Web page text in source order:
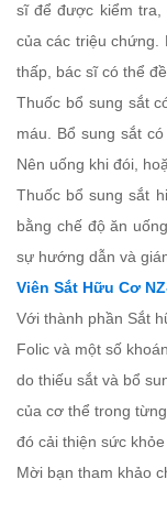
sĩ để được kiểm tra,
của các triệu chứng.
thấp, bác sĩ có thể
Thuốc bổ sung sắt
máu. Bổ sung sắt
Nên uống khi đói,
Thuốc bổ sung sắt
bằng chế độ ăn
sự hướng dẫn và
Viên Sắt Hữu Cơ
Với thành phần Sắt
Folic và một số
do thiếu sắt và bổ
của cơ thể trong
đó cải thiện sức
Mời bạn tham khảo